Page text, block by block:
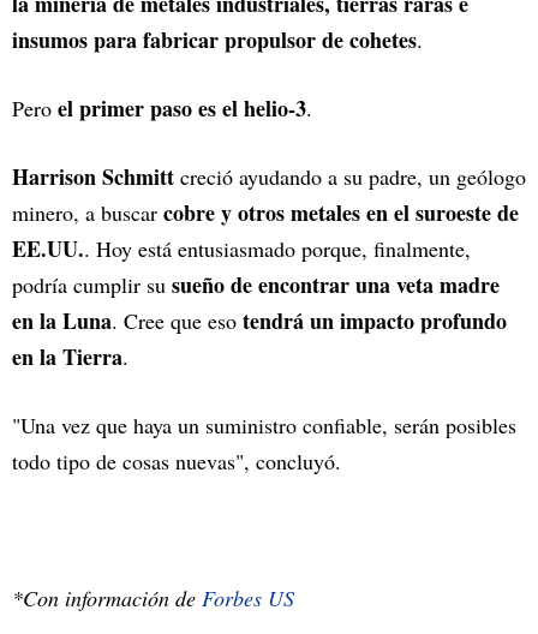
insumos para fabricar propulsor de cohetes.
Pero el primer paso es el helio-3.
Harrison Schmitt creció ayudando a su padre, un geólogo
minero, a buscar cobre y otros metales en el suroeste de
EE.UU.. Hoy está entusiasmado porque, finalmente,
podría cumplir su sueño de encontrar una veta madre
en la Luna. Cree que eso tendrá un impacto profundo
en la Tierra.
"Una vez que haya un suministro confiable, serán posibles
todo tipo de cosas nuevas", concluyó.
*Con información de Forbes US